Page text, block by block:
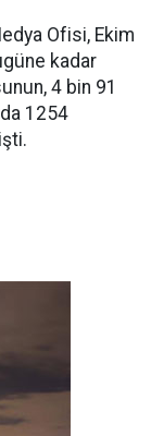
Ofisi, Ekim
kadar
4 bin 91
1254